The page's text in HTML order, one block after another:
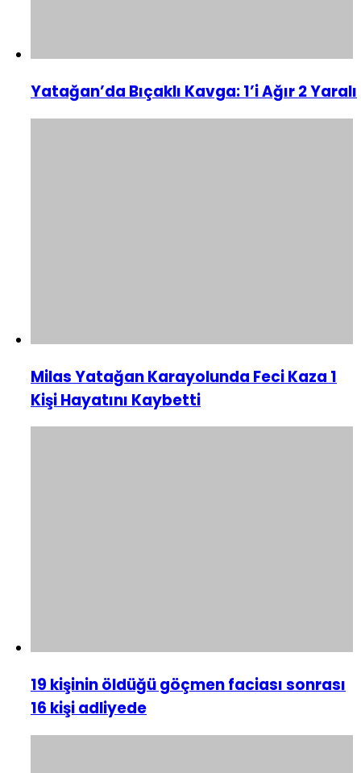
Yatağan’da Bıçaklı Kavga: 1’i Ağır 2 Yaralı
Milas Yatağan Karayolunda Feci Kaza 1
Kişi Hayatını Kaybetti
19 kişinin öldüğü göçmen faciası sonrası
16 kişi adliyede